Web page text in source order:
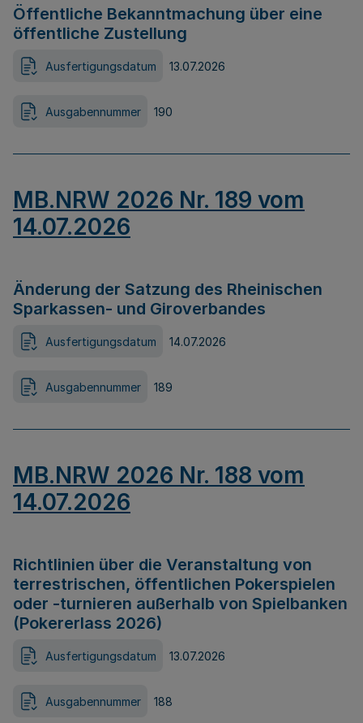
Öffentliche Bekanntmachung über eine
öffentliche Zustellung
Ausfertigungsdatum 13.07.2026
Ausgabennummer 190
MB.NRW 2026 Nr. 189 vom
14.07.2026
Änderung der Satzung des Rheinischen
Sparkassen- und Giroverbandes
Ausfertigungsdatum 14.07.2026
Ausgabennummer 189
MB.NRW 2026 Nr. 188 vom
14.07.2026
Richtlinien über die Veranstaltung von
terrestrischen, öffentlichen Pokerspielen
oder -turnieren außerhalb von Spielbanken
(Pokererlass 2026)
Ausfertigungsdatum 13.07.2026
Ausgabennummer 188